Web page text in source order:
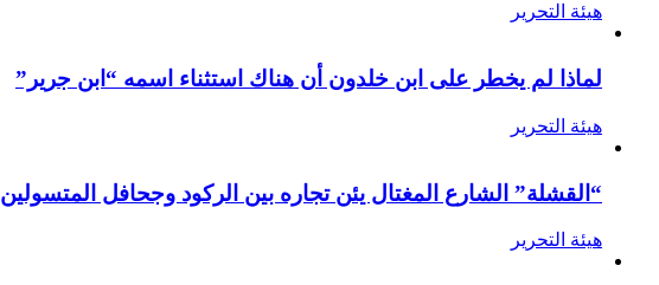
هيئة التحرير
لماذا لم يخطر على ابن خلدون أن هناك استثناء اسمه “ابن جرير”
هيئة التحرير
“القشلة” الشارع المغتال يئن تجاره بين الركود وجحافل المتسولين
هيئة التحرير